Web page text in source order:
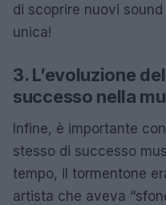
di scoprire nuovi
unica!
3. L’evoluzione
successo nella
Infine, è importante
stesso di successo
tempo, il tormentone
artista che aveva